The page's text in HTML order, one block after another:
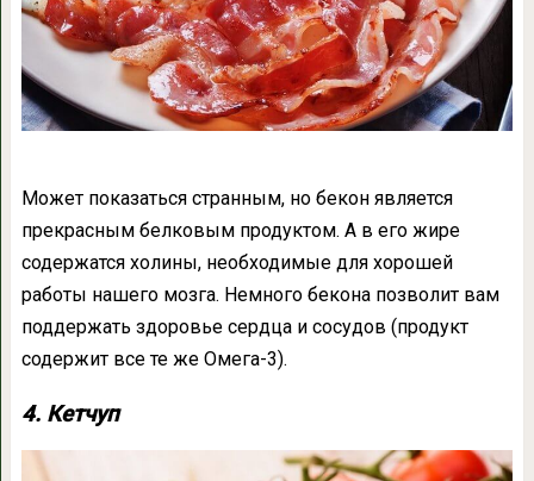
Может показаться странным, но бекон является
прекрасным белковым продуктом. А в его жире
содержатся холины, необходимые для хорошей
работы нашего мозга. Немного бекона позволит вам
поддержать здоровье сердца и сосудов (продукт
содержит все те же Омега-3).
4. Кетчуп